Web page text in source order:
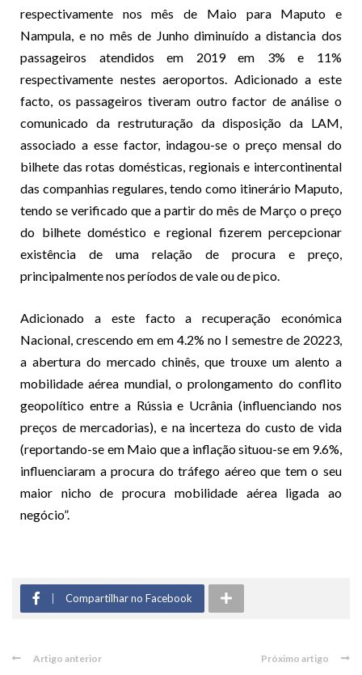
respectivamente nos mês de Maio para Maputo e
Nampula, e no mês de Junho diminuído a distancia dos
passageiros atendidos em 2019 em 3% e 11%
respectivamente nestes aeroportos. Adicionado a este
facto, os passageiros tiveram outro factor de análise o
comunicado da restruturação da disposição da LAM,
associado a esse factor, indagou-se o preço mensal do
bilhete das rotas domésticas, regionais e intercontinental
das companhias regulares, tendo como itinerário Maputo,
tendo se verificado que a partir do mês de Março o preço
do bilhete doméstico e regional fizerem percepcionar
existência de uma relação de procura e preço,
principalmente nos períodos de vale ou de pico.
Adicionado a este facto a recuperação económica
Nacional, crescendo em em 4.2% no I semestre de 20223,
a abertura do mercado chinês, que trouxe um alento a
mobilidade aérea mundial, o prolongamento do conflito
geopolítico entre a Rússia e Ucrânia (influenciando nos
preços de mercadorias), e na incerteza do custo de vida
(reportando-se em Maio que a inflação situou-se em 9.6%,
influenciaram a procura do tráfego aéreo que tem o seu
maior nicho de procura mobilidade aérea ligada ao
negócio”.
Compartilhar no Facebook
Artigo anterior Próximo artigo